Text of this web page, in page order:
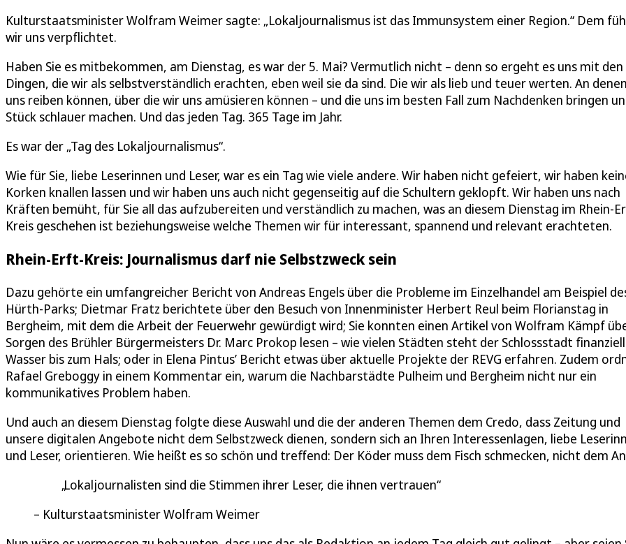
Kulturstaatsminister Wolfram Weimer sagte: „Lokaljournalismus ist das Immunsystem einer Region.“ Dem
wir uns verpflichtet.
Haben Sie es mitbekommen, am Dienstag, es war der 5. Mai? Vermutlich nicht – denn so ergeht es uns mit den
Dingen, die wir als selbstverständlich erachten, eben weil sie da sind. Die wir als lieb und teuer werten. An
uns reiben können, über die wir uns amüsieren können – und die uns im besten Fall zum Nachdenken bringen
Stück schlauer machen. Und das jeden Tag. 365 Tage im Jahr.
Es war der „Tag des Lokaljournalismus“.
Wie für Sie, liebe Leserinnen und Leser, war es ein Tag wie viele andere. Wir haben nicht gefeiert, wir haben
Korken knallen lassen und wir haben uns auch nicht gegenseitig auf die Schultern geklopft. Wir haben uns nach
Kräften bemüht, für Sie all das aufzubereiten und verständlich zu machen, was an diesem Dienstag im Rhein-
Kreis geschehen ist beziehungsweise welche Themen wir für interessant, spannend und relevant erachteten.
Rhein-Erft-Kreis: Journalismus darf nie Selbstzweck sein
Dazu gehörte ein umfangreicher Bericht von Andreas Engels über die Probleme im Einzelhandel am Beispiel
Hürth-Parks; Dietmar Fratz berichtete über den Besuch von Innenminister Herbert Reul beim Florianstag in
Bergheim, mit dem die Arbeit der Feuerwehr gewürdigt wird; Sie konnten einen Artikel von Wolfram Kämpf
Sorgen des Brühler Bürgermeisters Dr. Marc Prokop lesen – wie vielen Städten steht der Schlossstadt
Wasser bis zum Hals; oder in Elena Pintus’ Bericht etwas über aktuelle Projekte der REVG erfahren. Zudem
Rafael Greboggy in einem Kommentar ein, warum die Nachbarstädte Pulheim und Bergheim nicht nur ein
kommunikatives Problem haben.
Und auch an diesem Dienstag folgte diese Auswahl und die der anderen Themen dem Credo, dass Zeitung und
unsere digitalen Angebote nicht dem Selbstzweck dienen, sondern sich an Ihren Interessenlagen, liebe
und Leser, orientieren. Wie heißt es so schön und treffend: Der Köder muss dem Fisch schmecken, nicht dem
Lokaljournalisten sind die Stimmen ihrer Leser, die ihnen vertrauen
Kulturstaatsminister Wolfram Weimer